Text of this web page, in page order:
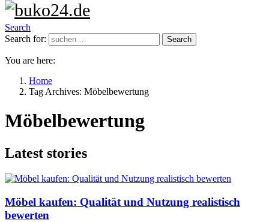
Search
Search for:
Search
You are here:
Home
Tag Archives: Möbelbewertung
Möbelbewertung
Latest stories
Möbel kaufen: Qualität und Nutzung realistisch
bewerten